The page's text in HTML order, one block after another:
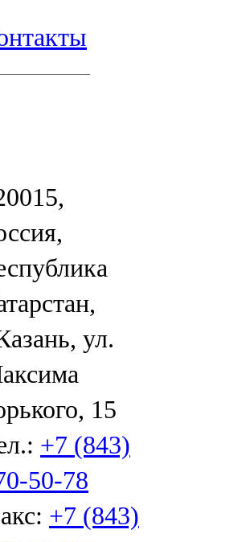
ул.
15
+7 (843)
50-78
+7 (843)